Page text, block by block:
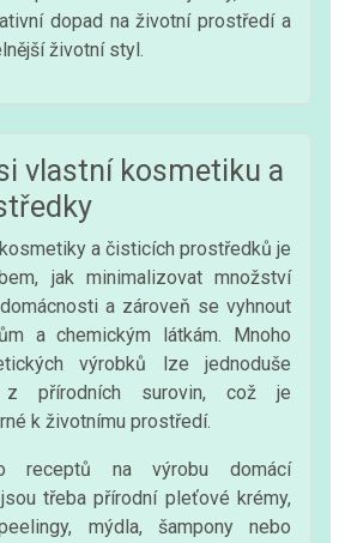
dopad na životní prostředí a
životní styl.
vlastní kosmetiku a
a čisticích prostředků je
jak minimalizovat množství
a zároveň se vyhnout
a chemickým látkám. Mnoho
výrobků lze jednoduše
přírodních surovin, což je
k životnímu prostředí.
receptů na výrobu domácí
třeba přírodní pleťové krémy,
mýdla, šampony nebo